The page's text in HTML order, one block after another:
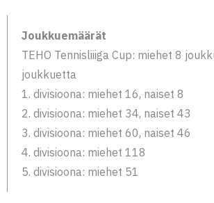
Joukkuemäärät
TEHO Tennisliiiga Cup: miehet 8
joukkuetta
1. divisioona: miehet 16, naiset 8
2. divisioona: miehet 34, naiset 43
3. divisioona: miehet 60, naiset 46
4. divisioona: miehet 118
5. divisioona: miehet 51